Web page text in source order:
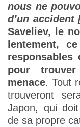
nous ne
d’un accident
Saveliev, le
lentement,
responsables
pour
menace. Tout
trouveront
Japon, qui
de sa propre